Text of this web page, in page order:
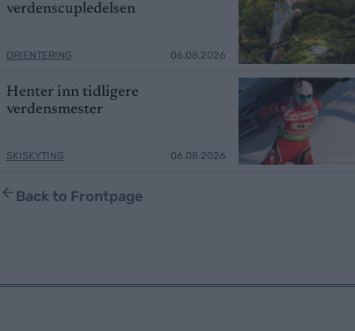
verdenscupledelsen
ORIENTERING 06.08.2026
Henter inn tidligere
verdensmester
SKISKYTING 06.08.2026
Back to Frontpage